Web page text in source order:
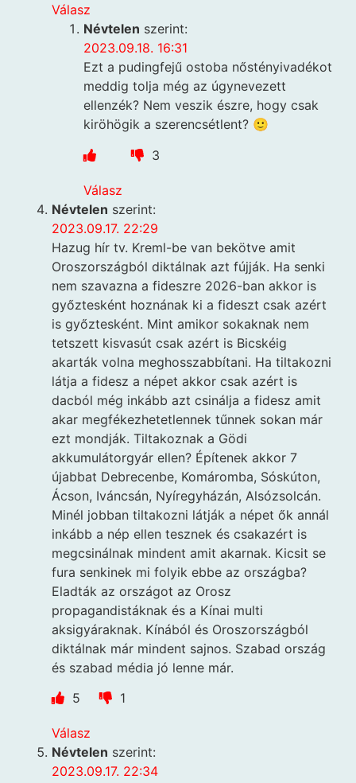
Válasz
Névtelen szerint:
2023.09.18. 16:31
Ezt a pudingfejű ostoba nőstényivadékot
meddig tolja még az úgynevezett
ellenzék? Nem veszik észre, hogy csak
kiröhögik a szerencsétlent? 🙂
3
Válasz
Névtelen szerint:
2023.09.17. 22:29
Hazug hír tv. Kreml-be van bekötve amit
Oroszországból diktálnak azt fújják. Ha senki
nem szavazna a fideszre 2026-ban akkor is
győztesként hoznának ki a fideszt csak azért
is győztesként. Mint amikor sokaknak nem
tetszett kisvasút csak azért is Bicskéig
akarták volna meghosszabbítani. Ha tiltakozni
látja a fidesz a népet akkor csak azért is
dacból még inkább azt csinálja a fidesz amit
akar megfékezhetetlennek tűnnek sokan már
ezt mondják. Tiltakoznak a Gödi
akkumulátorgyár ellen? Építenek akkor 7
újabbat Debrecenbe, Komáromba, Sóskúton,
Ácson, Iváncsán, Nyíregyházán, Alsózsolcán.
Minél jobban tiltakozni látják a népet ők annál
inkább a nép ellen tesznek és csakazért is
megcsinálnak mindent amit akarnak. Kicsit se
fura senkinek mi folyik ebbe az országba?
Eladták az országot az Orosz
propagandistáknak és a Kínai multi
aksigyáraknak. Kínából és Oroszországból
diktálnak már mindent sajnos. Szabad ország
és szabad média jó lenne már.
5
1
Válasz
Névtelen szerint:
2023.09.17. 22:34